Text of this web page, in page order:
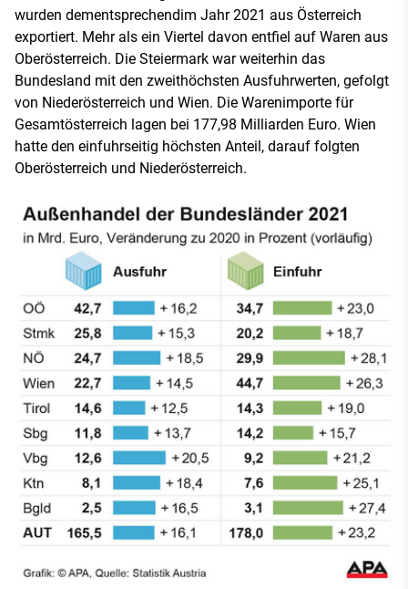
wurden dementsprechendim Jahr 2021 aus Österreich
exportiert. Mehr als ein Viertel davon entfiel auf Waren aus
Oberösterreich. Die Steiermark war weiterhin das
Bundesland mit den zweithöchsten Ausfuhrwerten, gefolgt
von Niederösterreich und Wien. Die Warenimporte für
Gesamtösterreich lagen bei 177,98 Milliarden Euro. Wien
hatte den einfuhrseitig höchsten Anteil, darauf folgten
Oberösterreich und Niederösterreich.